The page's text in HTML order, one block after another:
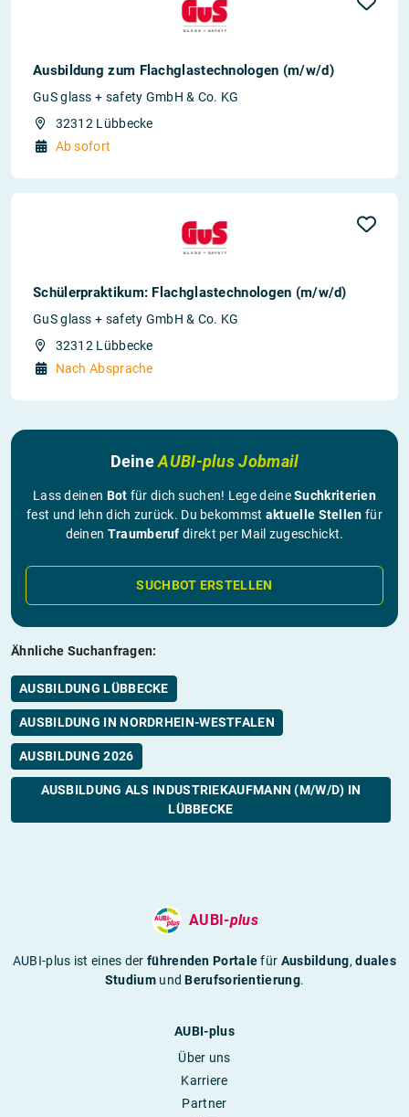
Ausbildung zum Flachglastechnologen (m/w/d)
GuS glass + safety GmbH & Co. KG
32312 Lübbecke
Ab sofort
Schülerpraktikum: Flachglastechnologen (m/w/d)
GuS glass + safety GmbH & Co. KG
32312 Lübbecke
Nach Absprache
DeineAUBI-plus Jobmail
Lass deinen Bot für dich suchen! Lege deineSuchkriterien
fest und lehn dich zurück. Du bekommst aktuelle Stellen für
deinen Traumberuf direkt per Mail zugeschickt.
SUCHBOT ERSTELLEN
Ähnliche Suchanfragen:
AUSBILDUNG LÜBBECKE
AUSBILDUNG IN NORDRHEIN-WESTFALEN
AUSBILDUNG 2026
AUSBILDUNG ALS INDUSTRIEKAUFMANN (M/W/D) IN
LÜBBECKE
AUBI-plus
AUBI-plus ist eines derführenden Portalefür Ausbildung,duales
StudiumundBerufsorientierung.
AUBI-plus
Über uns
Karriere
Partner